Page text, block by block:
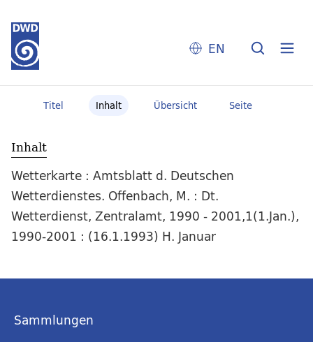
EN
Titel Inhalt Übersicht Seite
Inhalt
Wetterkarte : Amtsblatt d. Deutschen
Wetterdienstes. Offenbach, M. : Dt.
Wetterdienst, Zentralamt, 1990 - 2001,1(1.Jan.),
1990-2001 : (16.1.1993) H. Januar
Sammlungen